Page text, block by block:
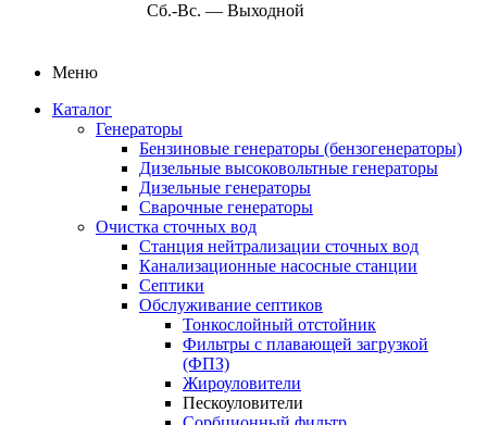
Сб.-Вс. — Выходной
Меню
Каталог
Генераторы
Бензиновые генераторы (бензогенераторы)
Дизельные высоковольтные генераторы
Дизельные генераторы
Сварочные генераторы
Очистка сточных вод
Станция нейтрализации сточных вод
Канализационные насосные станции
Септики
Обслуживание септиков
Тонкослойный отстойник
Фильтры с плавающей загрузкой
(ФПЗ)
Жироуловители
Пескоуловители